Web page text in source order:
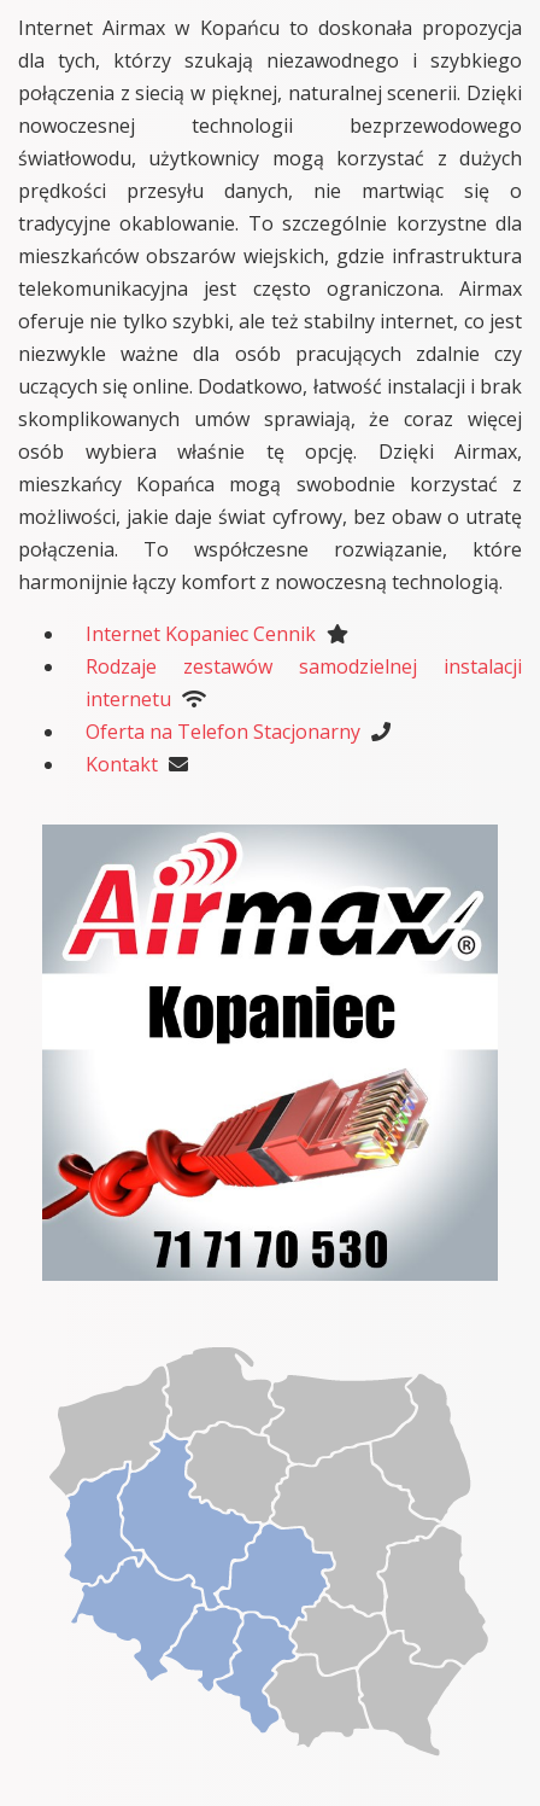
Internet Airmax w Kopańcu to doskonała propozycja
dla tych, którzy szukają niezawodnego i szybkiego
połączenia z siecią w pięknej, naturalnej scenerii. Dzięki
nowoczesnej technologii bezprzewodowego
światłowodu, użytkownicy mogą korzystać z dużych
prędkości przesyłu danych, nie martwiąc się o
tradycyjne okablowanie. To szczególnie korzystne dla
mieszkańców obszarów wiejskich, gdzie infrastruktura
telekomunikacyjna jest często ograniczona. Airmax
oferuje nie tylko szybki, ale też stabilny internet, co jest
niezwykle ważne dla osób pracujących zdalnie czy
uczących się online. Dodatkowo, łatwość instalacji i brak
skomplikowanych umów sprawiają, że coraz więcej
osób wybiera właśnie tę opcję. Dzięki Airmax,
mieszkańcy Kopańca mogą swobodnie korzystać z
możliwości, jakie daje świat cyfrowy, bez obaw o utratę
połączenia. To współczesne rozwiązanie, które
harmonijnie łączy komfort z nowoczesną technologią.
Internet Kopaniec Cennik
Rodzaje zestawów samodzielnej instalacji
internetu
Oferta na Telefon Stacjonarny
Kontakt